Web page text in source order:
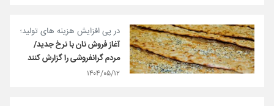
در پی افزایش هزینه های تولید؛
آغاز فروش نان با نرخ جدید/
مردم گرانفروشی را گزارش کنند
۱۴۰۴/۰۵/۱۲